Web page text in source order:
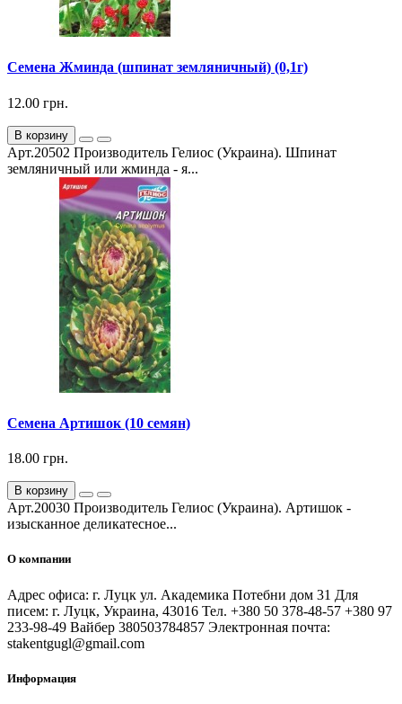
Семена Жминда (шпинат земляничный) (0,1г)
12.00 грн.
В корзину
Арт.20502 Производитель Гелиос (Украина). Шпинат
земляничный или жминда - я...
Семена Артишок (10 семян)
18.00 грн.
В корзину
Арт.20030 Производитель Гелиос (Украина). Артишок -
изысканное деликатесное...
О компании
Адрес офиса: г. Луцк ул. Академика Потебни дом 31 Для
писем: г. Луцк, Украина, 43016 Тел. +380 50 378-48-57 +380 97
233-98-49 Вайбер 380503784857 Электронная почта:
stakentgugl@gmail.com
Информация